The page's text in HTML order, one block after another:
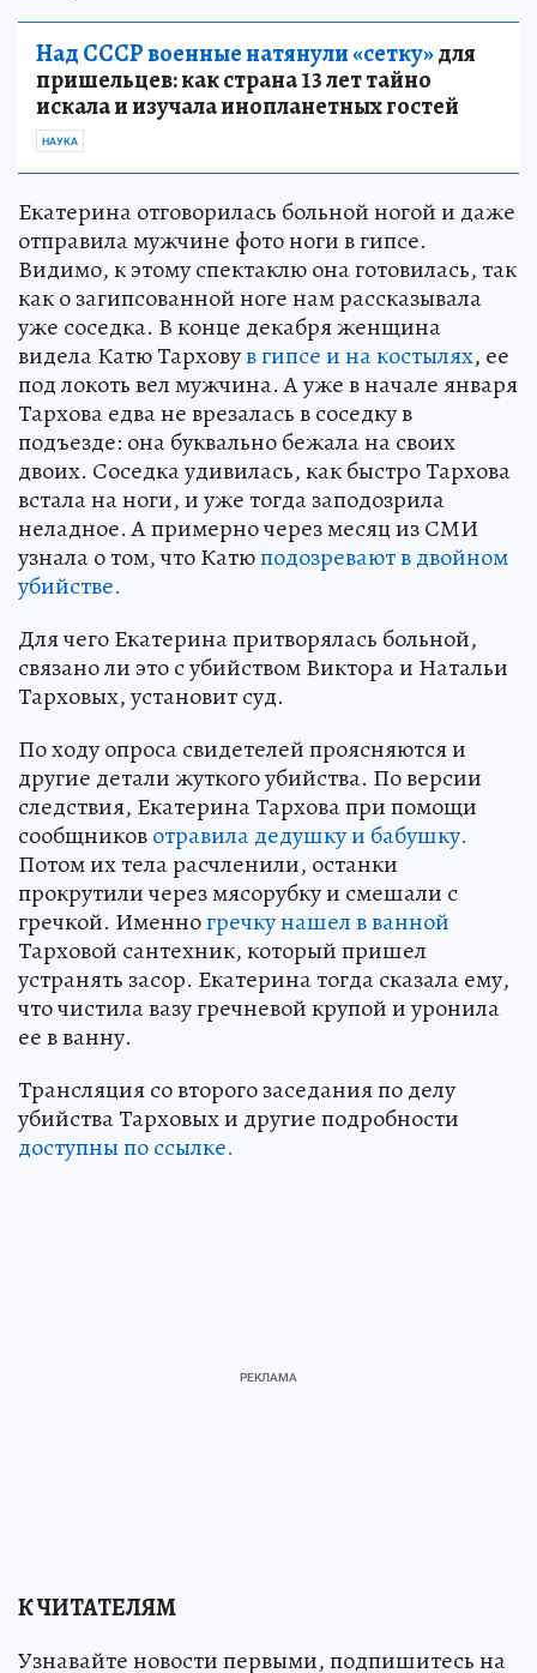
Над СССР военные натянули «сетку»для
пришельцев: как страна 13 лет тайно
искала и изучала инопланетных гостей
НАУКА
Екатерина отговорилась больной ногой и даже
отправила мужчине фото ноги в гипсе.
Видимо, к этому спектаклю она готовилась, так
как о загипсованной ноге нам рассказывала
уже соседка. В конце декабря женщина
видела Катю Тарховув гипсе и на костылях, ее
под локоть вел мужчина. А уже в начале января
Тархова едва не врезалась в соседку в
подъезде: она буквально бежала на своих
двоих. Соседка удивилась, как быстро Тархова
встала на ноги, и уже тогда заподозрила
неладное. А примерно через месяц из СМИ
узнала о том, что Катюподозревают в двойном
убийстве.
Для чего Екатерина притворялась больной,
связано ли это с убийством Виктора и Натальи
Тарховых, установит суд.
По ходу опроса свидетелей проясняются и
другие детали жуткого убийства. По версии
следствия, Екатерина Тархова при помощи
сообщниковотравила дедушку и бабушку.
Потом их тела расчленили, останки
прокрутили через мясорубку и смешали с
гречкой. Именногречку нашел в ванной
Тарховой сантехник, который пришел
устранять засор. Екатерина тогда сказала ему,
что чистила вазу гречневой крупой и уронила
ее в ванну.
Трансляция со второго заседания по делу
убийства Тарховых и другие подробности
доступны по ссылке.
К ЧИТАТЕЛЯМ
Узнавайте новости первыми, подпишитесь на